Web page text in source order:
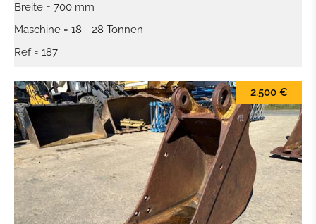
Breite = 700 mm
Maschine = 18 - 28 Tonnen
Ref = 187
2.500 €